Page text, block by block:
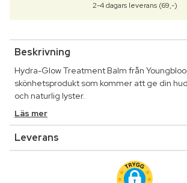
2-4 dagars leverans (69,-)
Beskrivning
Hydra-Glow Treatment Balm från
skönhetsprodukt som kommer att ge din
och naturlig lyster.
Läs mer
Leverans